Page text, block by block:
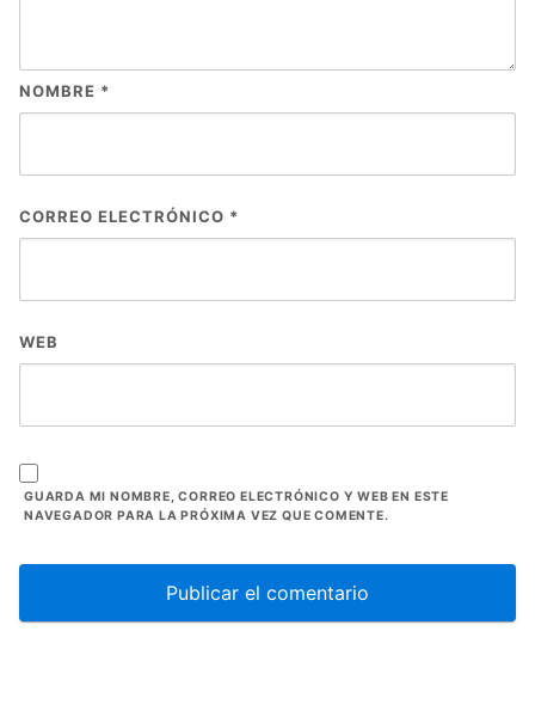
NOMBRE *
CORREO ELECTRÓNICO *
WEB
GUARDA MI NOMBRE, CORREO ELECTRÓNICO Y WEB EN ESTE
NAVEGADOR PARA LA PRÓXIMA VEZ QUE COMENTE.